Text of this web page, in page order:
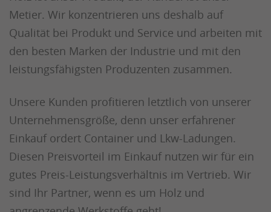
Metier. Wir konzentrieren uns deshalb auf
Qualität bei Produkt und Service und arbeiten mit
den besten Marken der Industrie und mit den
leistungsfähigsten Produzenten zusammen.
Unsere Kunden profitieren letztlich von unserer
Unternehmensgröße, denn unser erfahrener
Einkauf ordert Container und Lkw-Ladungen.
Diesen Preisvorteil im Einkauf nutzen wir für ein
gutes Preis-Leistungsverhältnis im Vertrieb. Wir
sind Ihr Partner, wenn es um Holz und